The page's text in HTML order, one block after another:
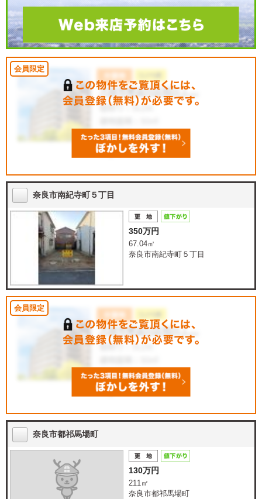
奈良市南紀寺町５丁目
350万円
67.04㎡
奈良市南紀寺町５丁目
奈良市都祁馬場町
130万円
211㎡
奈良市都祁馬場町